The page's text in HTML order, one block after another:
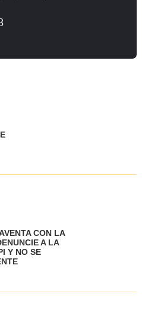
CON LA
A LA
Y NO SE